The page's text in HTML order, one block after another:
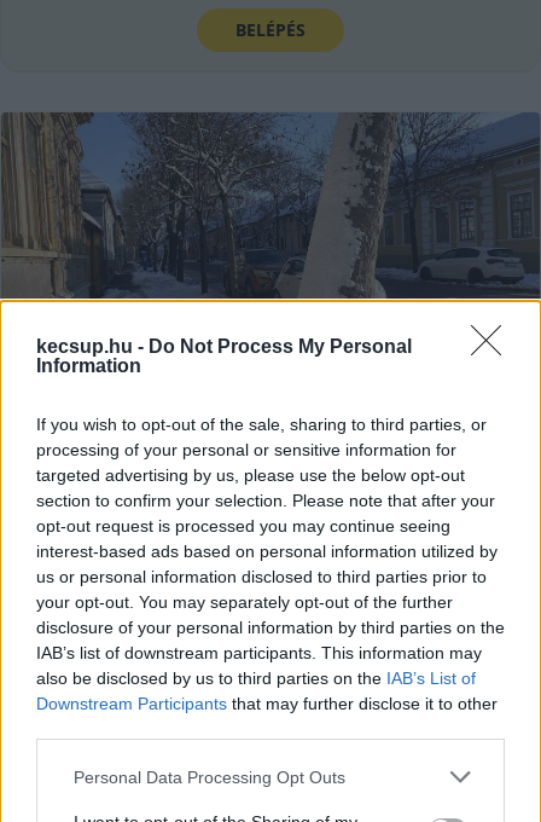
kecsup.hu - Do Not Process My Personal
Information
If you wish to opt-out of the sale, sharing to third parties, or
processing of your personal or sensitive information for
targeted advertising by us, please use the below opt-out
section to confirm your selection. Please note that after your
opt-out request is processed you may continue seeing
interest-based ads based on personal information utilized by
us or personal information disclosed to third parties prior to
your opt-out. You may separately opt-out of the further
disclosure of your personal information by third parties on the
IAB’s list of downstream participants. This information may
also be disclosed by us to third parties on the IAB’s List of
Downstream Participants that may further disclose it to other
Please note that this website/app uses one or more Google
Personal Data Processing Opt Outs
BELÉPÉS
takarója – az eredmény tavasszal
jól látható lesz
Amint megérkezik az első hó, sokan azonnal rendet
tesznek: lapátolnak, söpörnek, és a fák töve alól is eltűnik a
hó és az avar. Pedig a természet logikája
FN Falusi Norbert 2026. 01. 09.